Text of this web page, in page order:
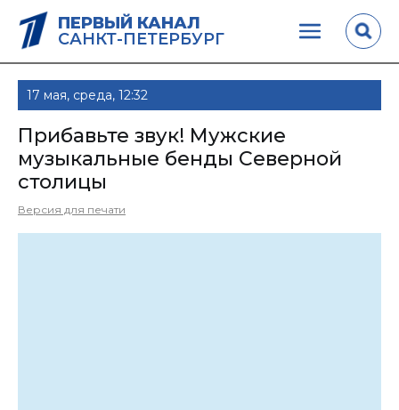
ПЕРВЫЙ КАНАЛ
САНКТ-ПЕТЕРБУРГ
17 мая, среда, 12:32
Прибавьте звук! Мужские
музыкальные бенды Северной
столицы
Версия для печати